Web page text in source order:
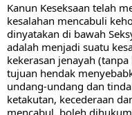
Kanun Keseksaan telah
kesalahan mencabuli
dinyatakan di bawah
adalah menjadi suatu
kekerasan jenayah
tujuan hendak
undang-undang dan
ketakutan, kecederaan